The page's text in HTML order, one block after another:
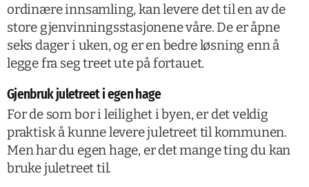
ordinære innsamling, kan levere det til en av de
store gjenvinningsstasjonene våre. De er åpne
seks dager i uken, og er en bedre løsning enn å
legge fra seg treet ute på fortauet.
Gjenbruk juletreet i egen hage
For de som bor i leilighet i byen, er det veldig
praktisk å kunne levere juletreet til kommunen.
Men har du egen hage, er det mange ting du kan
bruke juletreet til.